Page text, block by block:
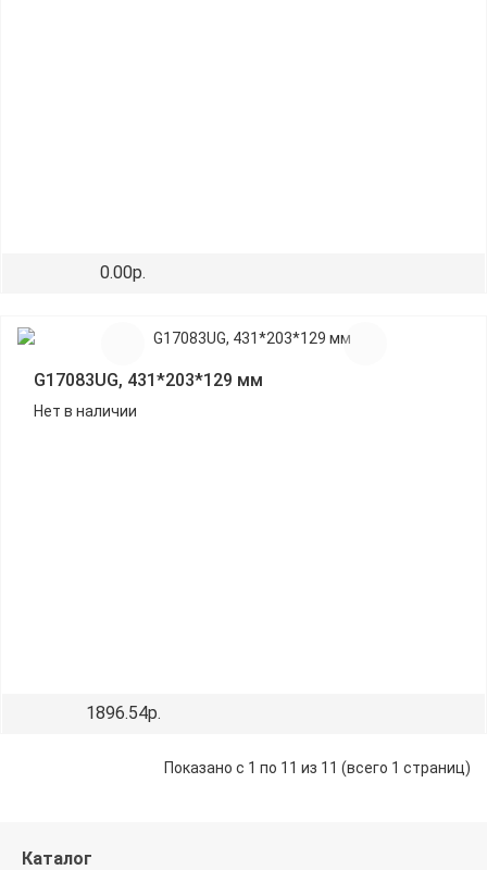
0.00р.
G17083UG, 431*203*129 мм
Нет в наличии
1896.54р.
Показано с 1 по 11 из 11 (всего 1 страниц)
Каталог